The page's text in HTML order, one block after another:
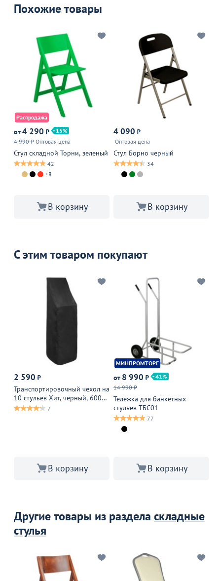
Похожие товары
Распродажа
от4 290 ₽
15
4 990 ₽ Оптовая цена
Стул складной Торни, зеленый
42
+8
В корзину
4 090 ₽
Оптовая цена
Стул Борно черный
34
В корзину
С этим товаром покупают
2 590 ₽
Транспортировочный чехол на
10 стульев Хит, черный, 600
ДЕН
7
В корзину
МИНПРОМТОРГ
от 8 990 ₽
41
14 990 ₽
Тележка для банкетных
стульев ТБС01
77
В корзину
Другие товары из раздела складные
стулья